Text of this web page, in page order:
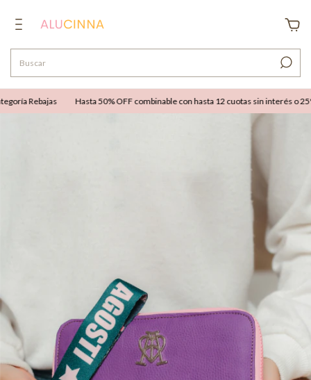
Rebajas Hasta 50% OFF combinable con hasta 12 cuotas sin interés o 25%